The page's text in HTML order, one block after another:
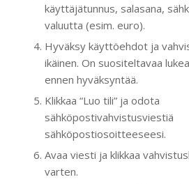
käyttäjätunnus, salasana,
valuutta (esim. euro).
Hyväksy käyttöehdot ja
ikäinen. On suositeltavaa
ennen hyväksyntää.
Klikkaa “Luo tili” ja odota
sähköpostivahvistusviestiä
sähköpostiosoitteeseesi.
Avaa viesti ja klikkaa
varten.